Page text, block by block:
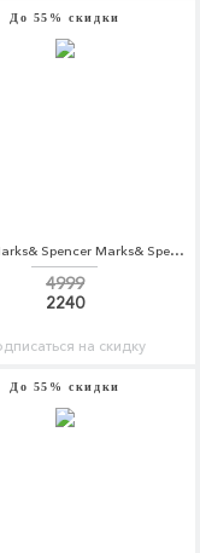
До 55% скидки
Платье Marks& Spencer Marks& Spencer MA178EWYYM26
4999
2240
на скидку
До 55% скидки